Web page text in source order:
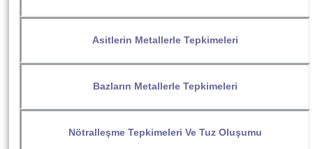
Asitlerin Metallerle Tepkimeleri
Bazların Metallerle Tepkimeleri
Nötralleşme Tepkimeleri Ve Tuz Oluşumu